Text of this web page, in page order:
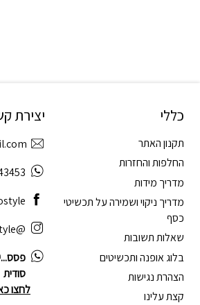
כללי
תקנון האתר
החלפות והחזרות
מדריך מידות
מדריך ניקוי ושמירה על תכשיטי
כסף
שאלות תשובות
בלוג אופנה ותכשיטים
הצהרת נגישות
קצת עלינו
יצירת
@tao.style
סודית
לחצו